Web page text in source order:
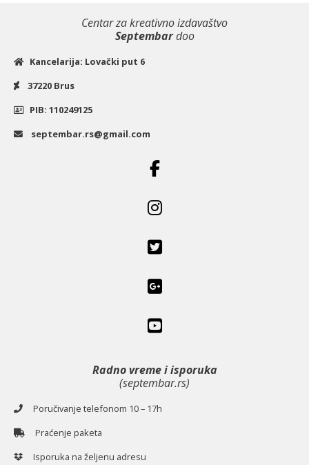
Centar za kreativno izdavaštvo
Septembardoo
Kancelarija: Lovački put 6
37220 Brus
PIB: 110249125
septembar.rs@gmail.com
Radno vreme i isporuka
(septembar.rs)
Poručivanje telefonom 10 – 17h
Praćenje paketa
Isporuka na željenu adresu